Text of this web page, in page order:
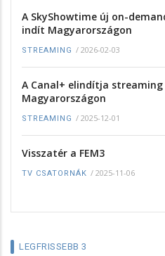
A SkyShowtime új on-
indít Magyarországon
STREAMING / 2026-02-03
A Canal+ elindítja
Magyarországon
STREAMING / 2025-12-01
Visszatér a FEM3
TV CSATORNÁK / 2025-11-06
LEGFRISSEBB 3